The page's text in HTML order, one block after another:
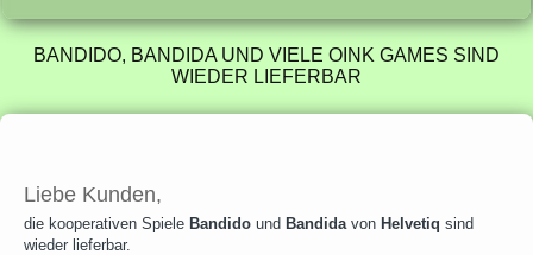
BANDIDO, BANDIDA UND VIELE OINK GAMES SIND
WIEDER LIEFERBAR
Liebe Kunden,
die kooperativen Spiele Bandido und Bandidavon Helvetiq sind
wieder lieferbar.